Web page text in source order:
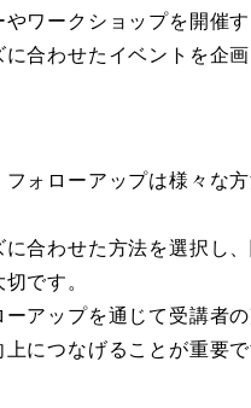
ワークショップを開催す
合わせたイベントを企画
フォローアップは様々な
に合わせた方法を選択し
です。
ーアップを通じて受講者
につなげることが重要で